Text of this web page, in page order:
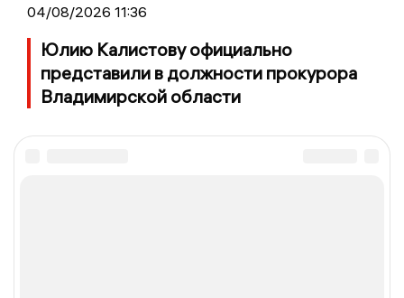
04/08/2026 11:36
Юлию Калистову официально
представили в должности прокурора
Владимирской области